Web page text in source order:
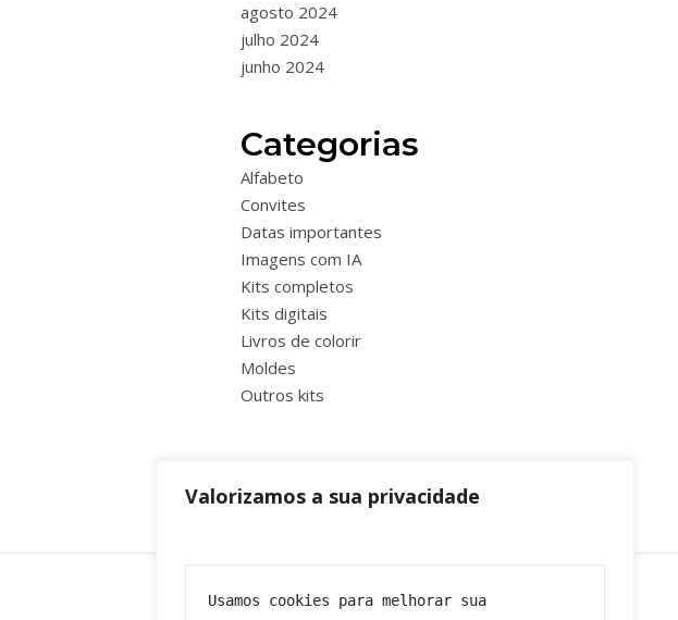
Valorizamos a sua privacidade
Usamos cookies para melhorar sua
agosto 2024
julho 2024
junho 2024
Categorias
Alfabeto
Convites
Datas importantes
Imagens com IA
Kits completos
Kits digitais
Livros de colorir
Moldes
Outros kits